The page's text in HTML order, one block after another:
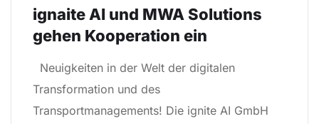
ignaite AI und MWA Solutions
gehen Kooperation ein
Neuigkeiten in der Welt der digitalen
Transformation und des
Transportmanagements! Die ignite AI GmbH